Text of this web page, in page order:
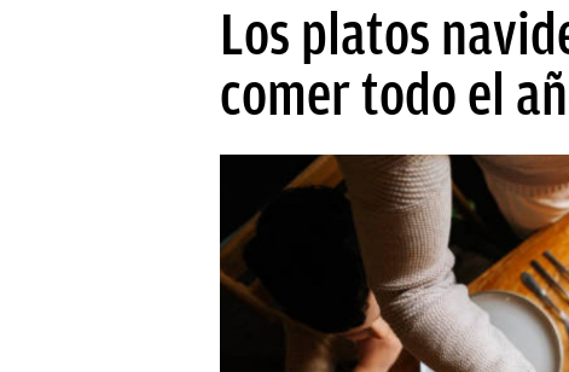
Los platos
comer todo el